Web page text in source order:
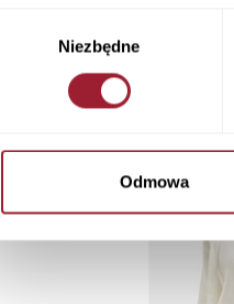
Niezbędne
Odmowa